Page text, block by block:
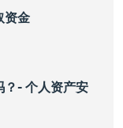
资金
- 个人资产安